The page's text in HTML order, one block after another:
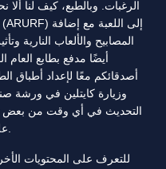
الرغبات. وبالطبع، كيف لنا ألا
المصابيح والألعاب النارية
أيضًا مدفع بطابع
أصدقائكم معًا لإعداد أطباق
وزيارة كايتلين في ورشة
التحديث في أي وقت من بعض
للتعرف على المحتويات